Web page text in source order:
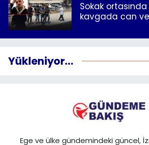
Sokak ortasında
kavgada can
Yükleniyor...
Ege ve ülke gündemindeki güncel,